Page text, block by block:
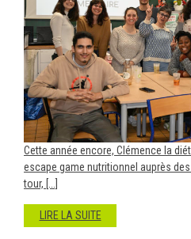
Cette année encore, Clémence la
escape game nutritionnel auprès
tour, [...]
LIRE LA SUITE